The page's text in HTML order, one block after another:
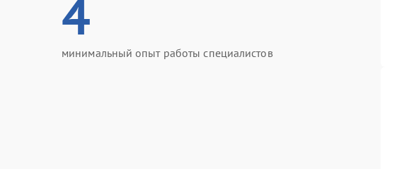
4
минимальный опыт работы специалистов